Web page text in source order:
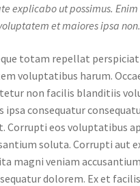
explicabo ut possimus.
et maiores ipsa
totam repellat
voluptatibus harum.
non facilis blanditiis
consequatur
Corrupti eos voluptatibus
soluta. Corrupti aut
magni veniam
dolorem. Ex et